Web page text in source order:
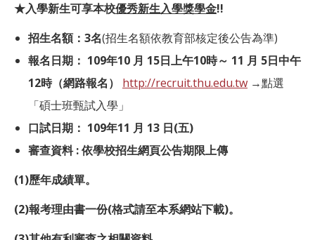
★入學新生可享本校優秀新生入學獎學金!!
招生名額：3名(招生名額依教育部核定後公告為準)
報名日期： 109年10 月 15日上午10時～ 11 月 5日中午
12時（網路報名） http://recruit.thu.edu.tw →點選
「碩士班甄試入學」
口試日期： 109年11 月 13 日(五)
審查資料 : 依學校招生網頁公告期限上傳
(1)歷年成績單。
(2)報考理由書一份(格式請至本系網站下載)。